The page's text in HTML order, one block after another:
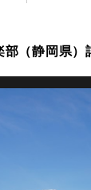
（静岡県）